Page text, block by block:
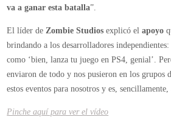
va a ganar esta batalla”.
El líder deZombie Studios explicó elapoyo
brindando a los desarrolladores
como ‘bien, lanza tu juego en PS4, genial’.
enviaron de todo y nos pusieron en los grupos
estos eventos para nosotros y es, sencillamente,
Pinche aquí para ver el vídeo